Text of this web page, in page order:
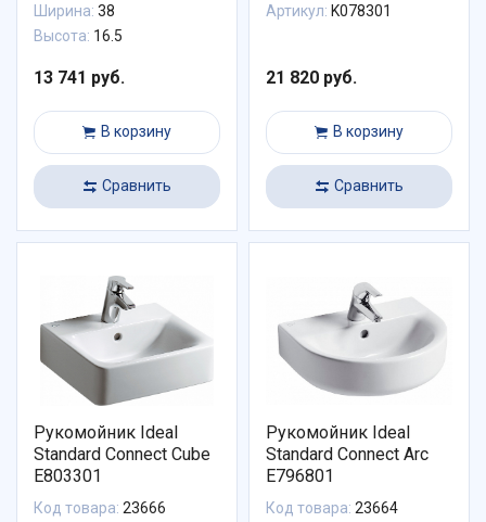
Ширина: 38
Высота: 16.5
13 741 руб.
В корзину
Сравнить
Артикул: K078301
21 820 руб.
В корзину
Сравнить
Рукомойник Ideal
Standard Connect Cube
E803301
Код товара: 23666
Рукомойник Ideal
Standard Connect Arc
E796801
Код товара: 23664